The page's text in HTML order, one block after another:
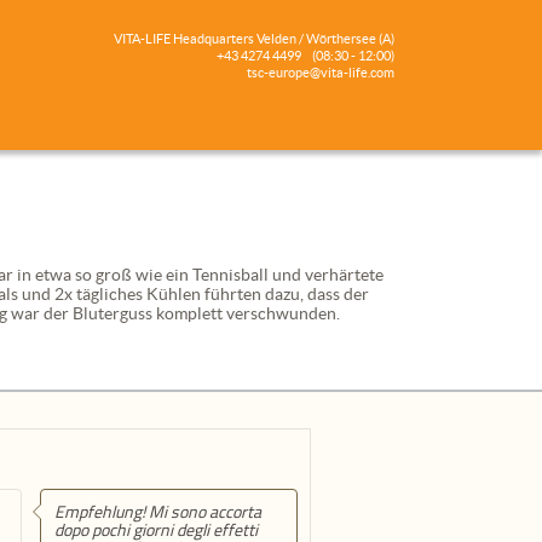
VITA-LIFE Headquarters Velden / Wörthersee (A)
+43 4274 4499
(08:30 - 12:00)
tsc-europe@vita-life.com
in etwa so groß wie ein Tennisball und verhärtete
und 2x tägliches Kühlen führten dazu, dass der
der Bluterguss komplett verschwunden.
Empfehlung! Mi sono accorta
dopo pochi giorni degli effetti